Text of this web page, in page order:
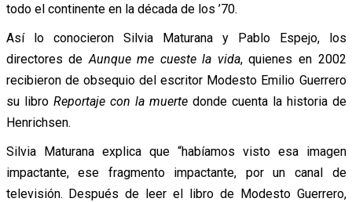
todo el continente en la década de los ’70.
Así lo conocieron Silvia Maturana y Pablo Espejo, los
directores de Aunque me cueste la vida, quienes en 2002
recibieron de obsequio del escritor Modesto Emilio Guerrero
su libro Reportaje con la muertedonde cuenta la historia de
Henrichsen.
Silvia Maturana explica que “habíamos visto esa imagen
impactante, ese fragmento impactante, por un canal de
televisión. Después de leer el libro de Modesto Guerrero,